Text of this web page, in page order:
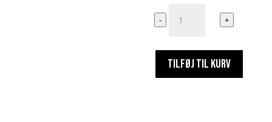
Fiskefilet
og
antal
- +
TILFØJ TIL KURV